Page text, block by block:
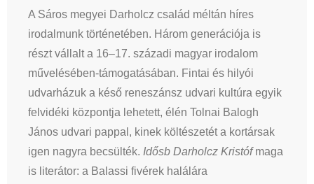
A Sáros megyei Darholcz család méltán híres
irodalmunk történetében. Három generációja is
részt vállalt a 16–17. századi magyar irodalom
művelésében-támogatásában. Fintai és hilyói
udvarházuk a késő reneszánsz udvari kultúra egyik
felvidéki központja lehetett, élén Tolnai Balogh
János udvari pappal, kinek költészetét a kortársak
igen nagyra becsülték. Idősb Darholcz Kristófmaga
is literátor: a Balassi fivérek halálára